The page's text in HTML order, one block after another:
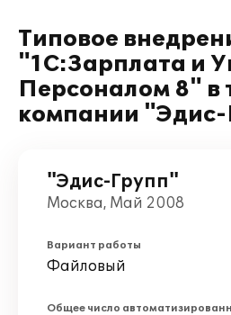
Типовое
"1С:Зарплата и
Персоналом 8" в
компании
"Эдис-Групп"
Москва, Май 2008
Вариант работы
Файловый
Общее число